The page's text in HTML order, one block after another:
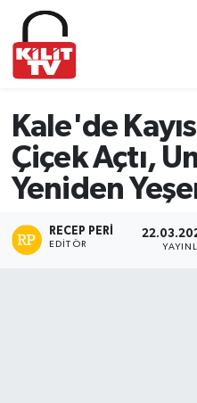
Kale'de
Çiçek Açtı,
Yeniden
RECEP PERI
EDITÖR
Hava Durumu
Trafik Durumu
Süper Lig Puan
Tüm Manşetler
Son Dakika Haberleri